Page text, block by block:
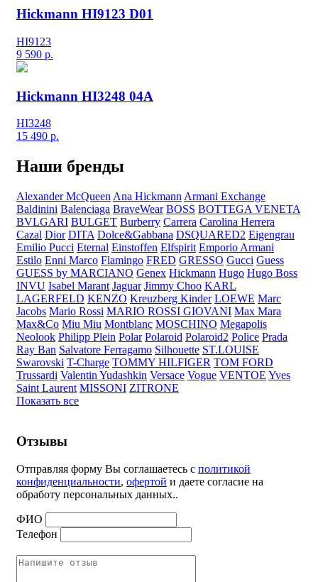
Hickmann HI9123 D01
HI9123
9 590 р.
Hickmann HI3248 04A
HI3248
15 490 р.
Наши бренды
Alexander McQueen Ana Hickmann Armani Exchange
Baldinini Balenciaga BraveWear BOSS BOTTEGA VENETA
BVLGARI BULGET Burberry Carrera Carolina Herrera
Cazal Dior DITA Dolce&Gabbana DSQUARED2 Eigengrau
Emilio Pucci Eternal Einstoffen Elfspirit Emporio Armani
Estilo Enni Marco Flamingo FRED GRESSO Gucci Guess
GUESS by MARCIANO Genex Hickmann Hugo Hugo Boss
INVU Isabel Marant Jaguar Jimmy Choo KARL
LAGERFELD KENZO Kreuzberg Kinder LOEWE Marc
Jacobs Mario Rossi MARIO ROSSI GIOVANI Max Mara
Max&Co Miu Miu Montblanc MOSCHINO Megapolis
Neolook Philipp Plein Polar Polaroid Polaroid2 Police Prada
Ray Ban Salvatore Ferragamo Silhouette ST.LOUISE
Swarovski T-Charge TOMMY HILFIGER TOM FORD
Trussardi Valentin Yudashkin Versace Vogue VENTOE Yves
Saint Laurent MISSONI ZITRONE
Показать все
Отзывы
Отправляя форму Вы соглашаетесь с политикой
конфиденциальности, офертой и даете согласие на
обработу персональных данных..
ФИО
Телефон